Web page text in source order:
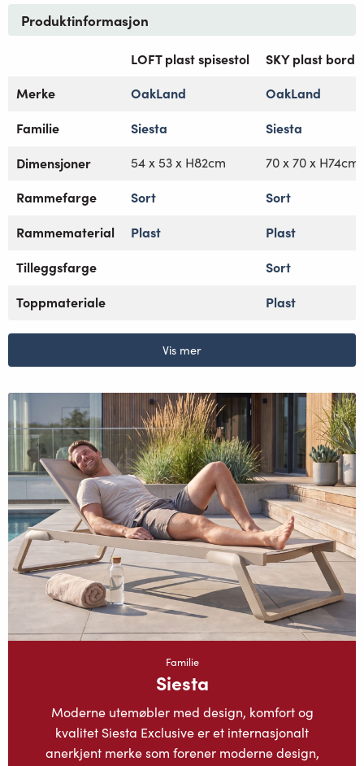
Produktinformasjon
LOFT plast spisestol
SKY plast bord
Merke
OakLand
OakLand
Familie
Siesta
Siesta
Dimensjoner
54 x 53 x H82cm 70 x 70 x H74cm
Rammefarge Sort
Sort
Rammematerial
Plast
Plast
Tilleggsfarge
Sort
Toppmateriale
Plast
Vis mer
Familie
Siesta
Moderne utemøbler med design, komfort og
kvalitet Siesta Exclusive er et internasjonalt
anerkjent merke som forener moderne design,